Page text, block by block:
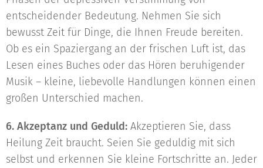
entscheidender Bedeutung. Nehmen Sie sich
bewusst Zeit für Dinge, die Ihnen Freude bereiten.
Ob es ein Spaziergang an der frischen Luft ist, das
Lesen eines Buches oder das Hören beruhigender
Musik – kleine, liebevolle Handlungen können einen
großen Unterschied machen.
6. Akzeptanz und Geduld: Akzeptieren Sie, dass
Heilung Zeit braucht. Seien Sie geduldig mit sich
selbst und erkennen Sie kleine Fortschritte an. Jeder